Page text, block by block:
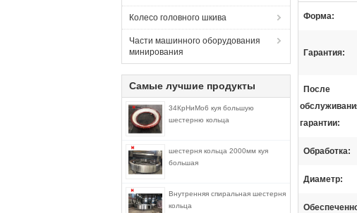
Колесо головного шкива
Части машинного оборудования
минирования
Самые лучшие продукты
34КрНиМо6 куя большую
шестерню кольца
шестерня кольца 2000мм куя
большая
Внутренняя спиральная шестерня
кольца
Форма:
Гарантия:
После
гарантии:
Обработка:
Диаметр: